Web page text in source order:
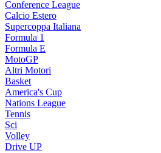
Conference League
Calcio Estero
Supercoppa Italiana
Formula 1
Formula E
MotoGP
Altri Motori
Basket
America's Cup
Nations League
Tennis
Sci
Volley
Drive UP